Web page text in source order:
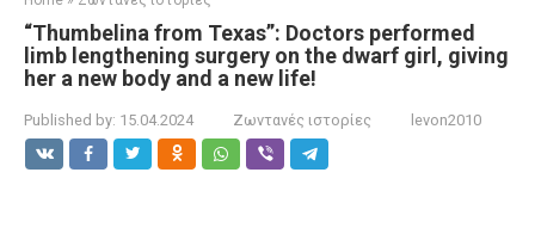
“Thumbelina from Texas”: Doctors performed
limb lengthening surgery on the dwarf girl, giving
her a new body and a new life!
Published by: 15.04.2024 Ζωντανές ιστορίες levon2010